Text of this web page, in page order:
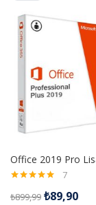
5.00oy aldı
7
₺899,99 ₺89,90